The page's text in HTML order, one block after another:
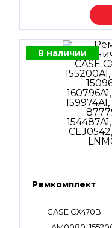
В наличии
Ремкомплект
CASE CX470B